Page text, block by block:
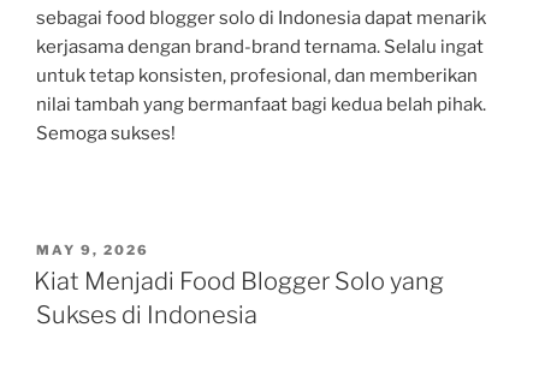
sebagai food blogger solo di Indonesia dapat menarik
kerjasama dengan brand-brand ternama. Selalu ingat
untuk tetap konsisten, profesional, dan memberikan
nilai tambah yang bermanfaat bagi kedua belah pihak.
Semoga sukses!
POSTED
ON
MAY 9, 2026
Kiat Menjadi Food Blogger Solo yang
Sukses di Indonesia